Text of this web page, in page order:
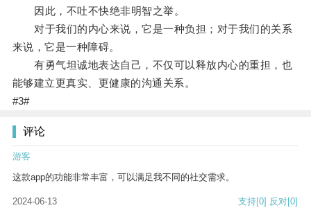
因此，不吐不快绝非明智之举。
对于我们的内心来说，它是一种负担；对于我们的关系
来说，它是一种障碍。
有勇气坦诚地表达自己，不仅可以释放内心的重担，也
能够建立更真实、更健康的沟通关系。
#3#
评论
游客
这款app的功能非常丰富，可以满足我不同的社交需求。
2024-06-13 支持[0] 反对[0]